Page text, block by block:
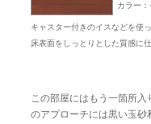
カラー
キャスター付きのイスなどを使
床表面をしっとりとした質感に
この部屋にはもう一箇所
のアプローチには黒い玉